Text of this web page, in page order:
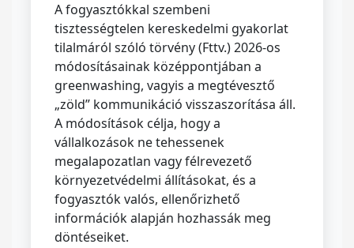
A fogyasztókkal szembeni
tisztességtelen kereskedelmi gyakorlat
tilalmáról szóló törvény (Fttv.) 2026-os
módosításainak középpontjában a
greenwashing, vagyis a megtévesztő
„zöld” kommunikáció visszaszorítása áll.
A módosítások célja, hogy a
vállalkozások ne tehessenek
megalapozatlan vagy félrevezető
környezetvédelmi állításokat, és a
fogyasztók valós, ellenőrizhető
információk alapján hozhassák meg
döntéseiket.